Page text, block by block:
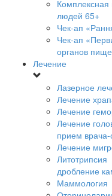
Комплексная
людей 65+
Чек-ап
Чек-ап
органов
Лечение
Лазерное
Лечение
Лечение
Лечение
прием врача-
Лечение
Литотрипсия
дробление
Маммология